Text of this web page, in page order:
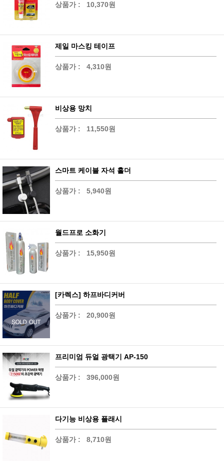
상품가 : 10,370원
제일 마스킹 테이프
상품가 : 4,310원
비상용 망치
상품가 : 11,550원
스마트 케이블 자석 홀더
상품가 : 5,940원
월드프로 소화기
상품가 : 15,950원
[카렉스] 하프바디커버
상품가 : 20,900원
프리미엄 듀얼 광택기 AP-150
상품가 : 396,000원
다기능 비상용 플래시
상품가 : 8,710원